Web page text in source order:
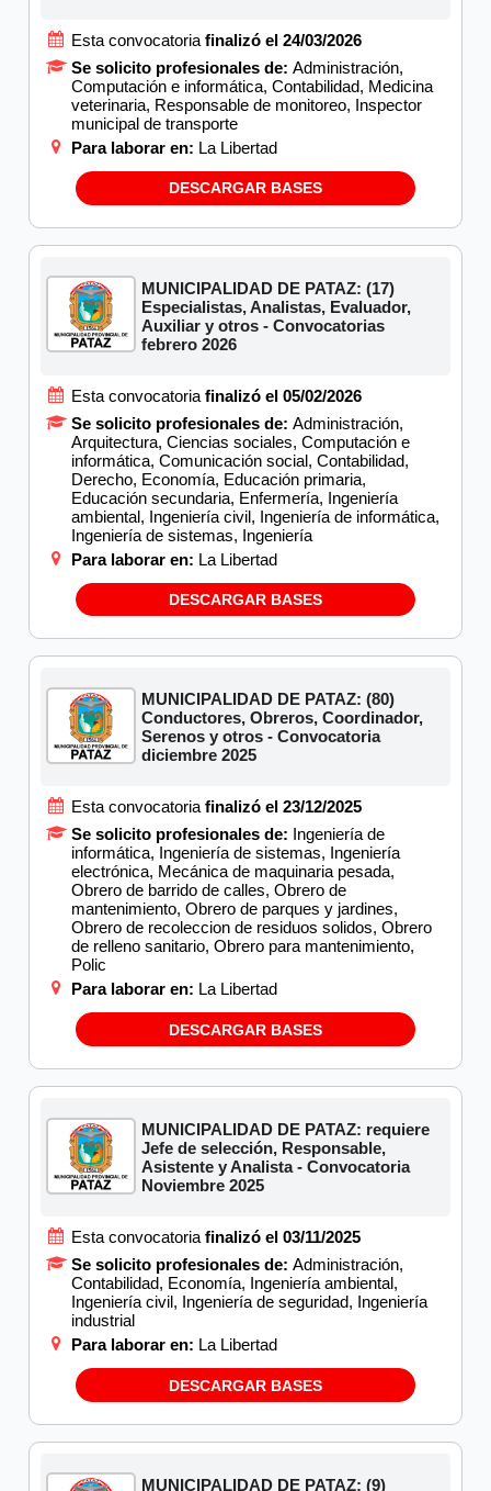
Esta convocatoria finalizó el 24/03/2026
Se solicito profesionales de: Administración,
Computación e informática, Contabilidad, Medicina
veterinaria, Responsable de monitoreo, Inspector
municipal de transporte
Para laborar en: La Libertad
DESCARGAR BASES
MUNICIPALIDAD DE PATAZ: (17)
Especialistas, Analistas, Evaluador,
Auxiliar y otros - Convocatorias
febrero 2026
Esta convocatoria finalizó el 05/02/2026
Se solicito profesionales de: Administración,
Arquitectura, Ciencias sociales, Computación e
informática, Comunicación social, Contabilidad,
Derecho, Economía, Educación primaria,
Educación secundaria, Enfermería, Ingeniería
ambiental, Ingeniería civil, Ingeniería de informática,
Ingeniería de sistemas, Ingeniería
Para laborar en: La Libertad
DESCARGAR BASES
MUNICIPALIDAD DE PATAZ: (80)
Conductores, Obreros, Coordinador,
Serenos y otros - Convocatoria
diciembre 2025
Esta convocatoria finalizó el 23/12/2025
Se solicito profesionales de: Ingeniería de
informática, Ingeniería de sistemas, Ingeniería
electrónica, Mecánica de maquinaria pesada,
Obrero de barrido de calles, Obrero de
mantenimiento, Obrero de parques y jardines,
Obrero de recoleccion de residuos solidos, Obrero
de relleno sanitario, Obrero para mantenimiento,
Polic
Para laborar en: La Libertad
DESCARGAR BASES
MUNICIPALIDAD DE PATAZ: requiere
Jefe de selección, Responsable,
Asistente y Analista - Convocatoria
Noviembre 2025
Esta convocatoria finalizó el 03/11/2025
Se solicito profesionales de: Administración,
Contabilidad, Economía, Ingeniería ambiental,
Ingeniería civil, Ingeniería de seguridad, Ingeniería
industrial
Para laborar en: La Libertad
DESCARGAR BASES
MUNICIPALIDAD DE PATAZ: (9)